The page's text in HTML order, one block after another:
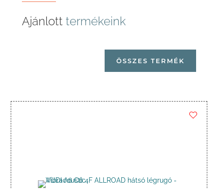
Ajánlott termékeink
ÖSSZES TERMÉK